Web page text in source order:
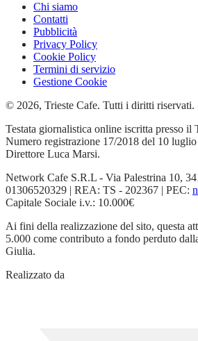
Chi siamo
Contatti
Pubblicità
Privacy Policy
Cookie Policy
Termini di servizio
Gestione Cookie
© 2026, Trieste Cafe. Tutti i diritti riservati.
Testata giornalistica online iscritta presso il
Numero registrazione 17/2018 del 10
Direttore Luca Marsi.
Network Cafe S.R.L - Via Palestrina 10,
01306520329 | REA: TS - 202367 | PEC:
Capitale Sociale i.v.: 10.000€
Ai fini della realizzazione del sito, questa
5.000 come contributo a fondo perduto
Giulia.
Realizzato da